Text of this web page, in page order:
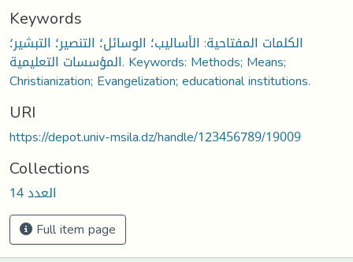
Keywords
الكلمات المفتاحية: الأساليب؛ الوسائل؛ التنصير؛ التبشير؛
المؤسسات التعليمية. Keywords: Methods; Means;
Christianization; Evangelization; educational institutions.
URI
https://depot.univ-msila.dz/handle/123456789/19009
Collections
العدد 14
Full item page